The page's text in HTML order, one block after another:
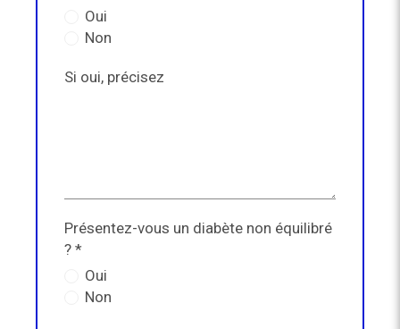
Oui
Non
Si oui, précisez
Présentez-vous un diabète non équilibré
? *
Oui
Non